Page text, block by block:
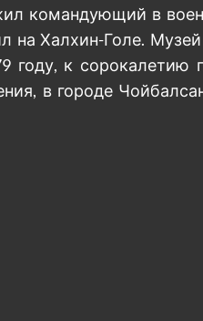
командующий в
на Халхин-Голе.
году, к сорокалетию
в городе